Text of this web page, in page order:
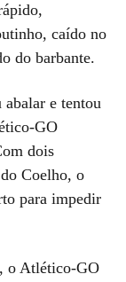
caído no
do barbante.
e tentou
GO
dois
Coelho, o
para impedir
o Atlético-GO